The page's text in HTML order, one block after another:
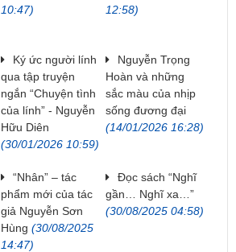
10:47)
12:58)
Ký ức người lính
qua tập truyện
ngắn “Chuyện tình
của lính” - Nguyễn
Hữu Diên
(30/01/2026 10:59)
Nguyễn Trọng
Hoàn và những
sắc màu của nhịp
sống đương đại
(14/01/2026 16:28)
“Nhân” – tác
phẩm mới của tác
giả Nguyễn Sơn
Hùng (30/08/2025
14:47)
Đọc sách “Nghĩ
gần… Nghĩ xa…”
(30/08/2025 04:58)